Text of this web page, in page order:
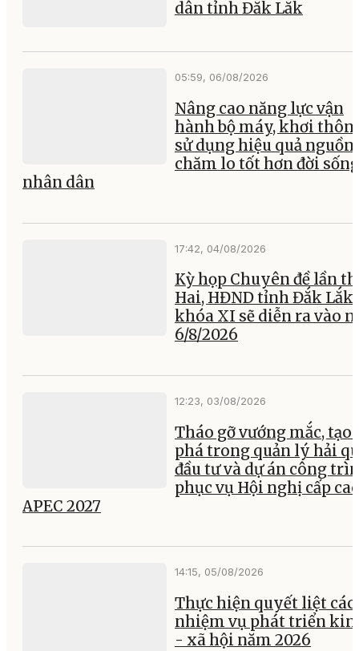
dân tỉnh Đắk Lắk
05:59, 06/08/2026
Nâng cao năng lực vận
hành bộ máy, khơi
sử dụng hiệu quả nguồn
chăm lo tốt hơn đời sống
nhân dân
17:42, 04/08/2026
Kỳ họp Chuyên đề lần
Hai, HĐND tỉnh Đắk Lắk
khóa XI sẽ diễn ra vào
6/8/2026
12:23, 03/08/2026
Tháo gỡ vướng mắc, tạo
phá trong quản lý hải
đầu tư và dự án công
phục vụ Hội nghị cấp
APEC 2027
14:15, 05/08/2026
Thực hiện quyết liệt các
nhiệm vụ phát triển
- xã hội năm 2026